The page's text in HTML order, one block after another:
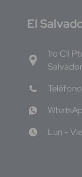
El
1ro Cll
Lun -